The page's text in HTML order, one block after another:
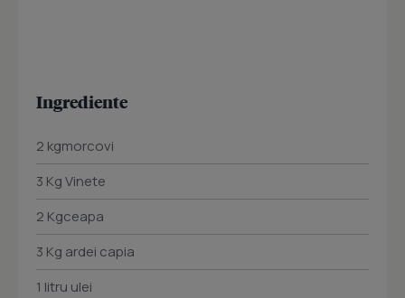
Ingrediente
2 kgmorcovi
3 Kg Vinete
2 Kgceapa
3 Kg ardei capia
1 litru ulei